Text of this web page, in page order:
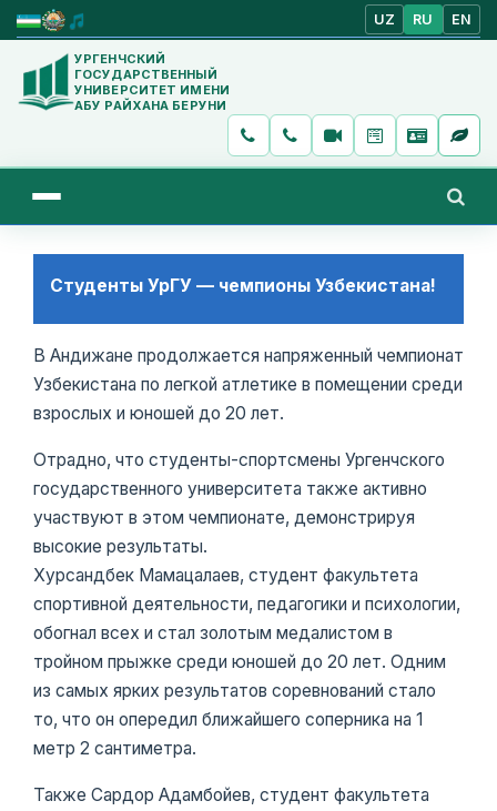
UZ RU EN
УРГЕНЧСКИЙ
ГОСУДАРСТВЕННЫЙ
УНИВЕРСИТЕТ ИМЕНИ
АБУ РАЙХАНА БЕРУНИ
Студенты УрГУ — чемпионы Узбекистана!
В Андижане продолжается напряженный чемпионат
Узбекистана по легкой атлетике в помещении среди
взрослых и юношей до 20 лет.
Отрадно, что студенты-спортсмены Ургенчского
государственного университета также активно
участвуют в этом чемпионате, демонстрируя
высокие результаты.
Хурсандбек Мамацалаев, студент факультета
спортивной деятельности, педагогики и психологии,
обогнал всех и стал золотым медалистом в
тройном прыжке среди юношей до 20 лет. Одним
из самых ярких результатов соревнований стало
то, что он опередил ближайшего соперника на 1
метр 2 сантиметра.
Также Сардор Адамбойев, студент факультета